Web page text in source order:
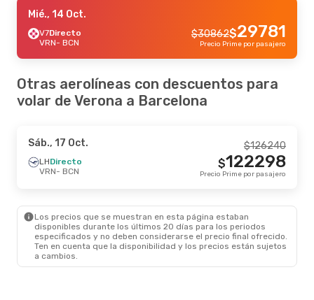
Mié., 14 Oct.
V7Directo
VRN- BCN
30862
$ 29781
$
Precio Prime por pasajero
Otras aerolíneas con descuentos para
volar de Verona a Barcelona
Sáb., 17 Oct.
LHDirecto
VRN- BCN
126240
$
122298
$
Precio Prime por pasajero
Los precios que se muestran en esta página estaban
disponibles durante los últimos 20 días para los periodos
especificados y no deben considerarse el precio final ofrecido.
Ten en cuenta que la disponibilidad y los precios están sujetos
a cambios.